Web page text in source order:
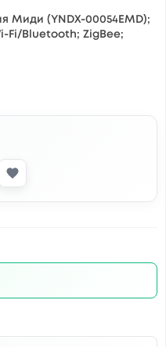
Миди (YNDX-00054EMD);
Fi/Bluetooth; ZigBee;